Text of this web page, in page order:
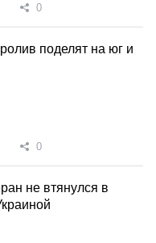
0
поделят на юг и
0
не втянулся в